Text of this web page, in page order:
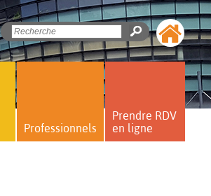
Professionnels
Prendre RDV
en ligne